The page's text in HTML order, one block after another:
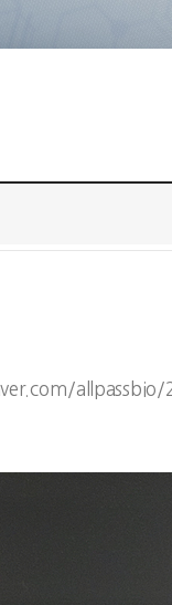
allpassbio/